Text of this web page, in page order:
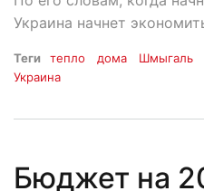
Украина начнет
Теги тепло дома Шмыгаль
Украина
Бюджет на